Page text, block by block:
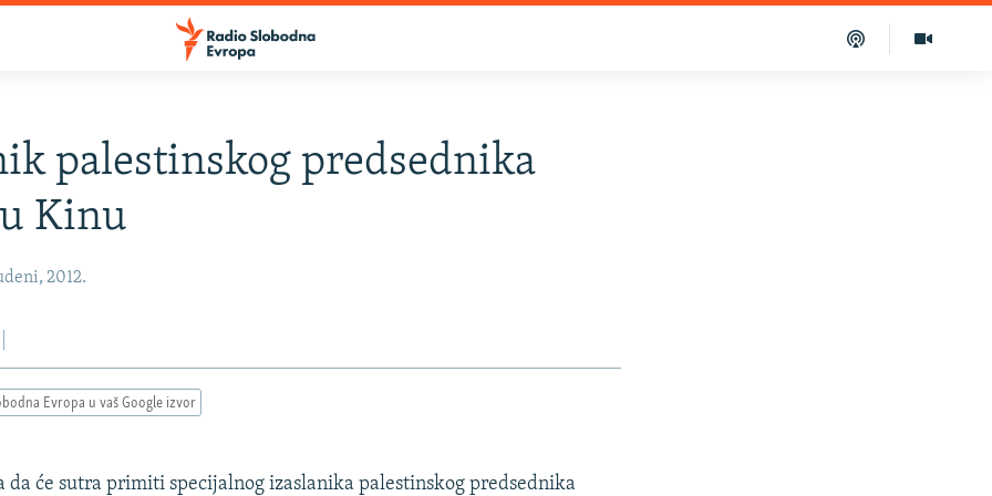
palestinskog predsednika
Kinu
2012.
Evropa u vaš Google izvor
da će sutra primiti specijalnog izaslanika palestinskog predsednika